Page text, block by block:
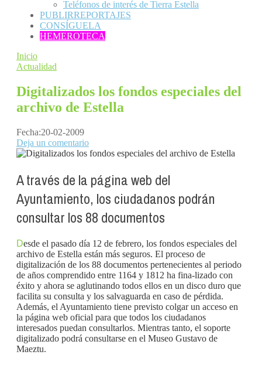
Teléfonos de interés de Tierra Estella
PUBLIRREPORTAJES
CONSÍGUELA
HEMEROTECA
Inicio
Actualidad
Digitalizados los fondos especiales del
archivo de Estella
Fecha:20-02-2009
Deja un comentario
A través de la página web del
Ayuntamiento, los ciudadanos podrán
consultar los 88 documentos
Desde el pasado día 12 de febrero, los fondos especiales del
archivo de Estella están más seguros. El proceso de
digitalización de los 88 documentos pertenecientes al periodo
de años comprendido entre 1164 y 1812 ha fina-li­­za­do con
éxito y ahora se aglutinando todos ellos en un disco duro que
facilita su consulta y los salvaguarda en caso de pérdida.
Además, el Ayuntamiento tiene previsto colgar un acceso en
la página web oficial para que todos los ciudadanos
interesados puedan consultarlos. Mientras tanto, el soporte
digitalizado podrá consultarse en el Museo Gustavo de
Maeztu.